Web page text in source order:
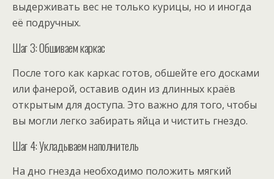
выдерживать вес не только курицы, но и иногда
её подручных.
Шаг 3: Обшиваем каркас
После того как каркас готов, обшейте его досками
или фанерой, оставив один из длинных краёв
открытым для доступа. Это важно для того, чтобы
вы могли легко забирать яйца и чистить гнездо.
Шаг 4: Укладываем наполнитель
На дно гнезда необходимо положить мягкий